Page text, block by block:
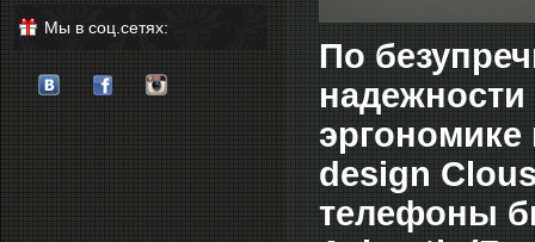
Мы в соц.сетях:
По
надежности
design
телефоны